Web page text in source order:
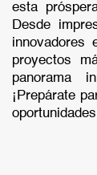
esta
Desde
innovadores
proyectos
panorama
¡Prepárate